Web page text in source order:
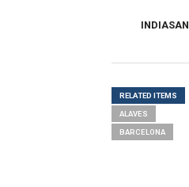
INDIASAN
RELATED ITEMS
ALAVES
BARCELONA